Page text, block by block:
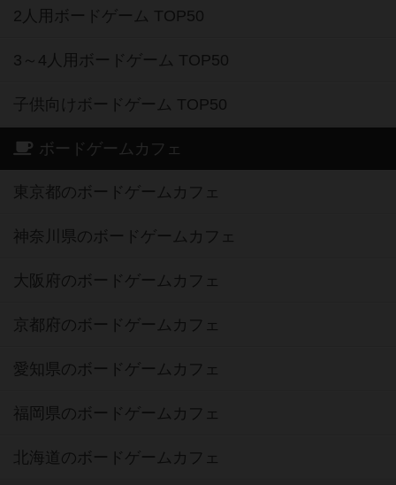
2人用ボードゲーム TOP50
3～4人用ボードゲーム TOP50
子供向けボードゲーム TOP50
ボードゲームカフェ
東京都のボードゲームカフェ
神奈川県のボードゲームカフェ
大阪府のボードゲームカフェ
京都府のボードゲームカフェ
愛知県のボードゲームカフェ
福岡県のボードゲームカフェ
北海道のボードゲームカフェ